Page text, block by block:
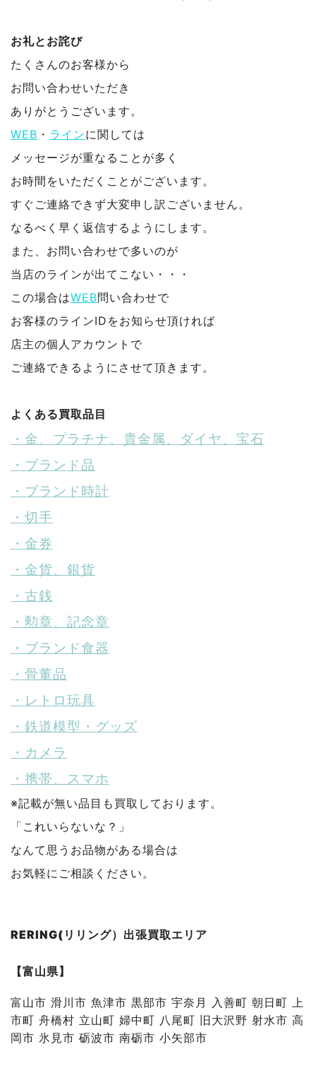
お礼とお詫び
たくさんのお客様から
お問い合わせいただき
ありがとうございます。
WEB ・ ラインに関しては
メッセージが重なることが多く
お時間をいただくことがございます。
すぐご連絡できず大変申し訳ございません。
なるべく早く返信するようにします。
また、お問い合わせで多いのが
当店のラインが出てこない・・・
この場合はWEB問い合わせで
お客様のラインIDをお知らせ頂ければ
店主の個人アカウントで
ご連絡できるようにさせて頂きます。
よくある買取品目
・金、プラチナ、貴金属、ダイヤ、宝石
・ブランド品
・ブランド時計
・切手
・金券
・金貨、銀貨
・古銭
・勲章、記念章
・ブランド食器
・骨董品
・レトロ玩具
・鉄道模型・グッズ
・カメラ
・携帯、スマホ
※記載が無い品目も買取しております。
「これいらないな？」
なんて思うお品物がある場合は
お気軽にご相談ください。
RERING(リリング）出張買取エリア
【富山県】
富山市 滑川市 魚津市 黒部市 宇奈月 入善町 朝日町 上
市町 舟橋村 立山町 婦中町 八尾町 旧大沢野 射水市 高
岡市 氷見市 砺波市 南砺市 小矢部市